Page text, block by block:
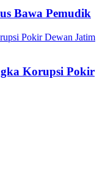
Bawa Pemudik
Korupsi Pokir